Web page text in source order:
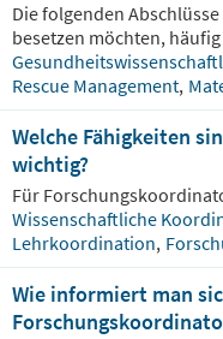
Die folgenden
besetzen möchten,
Rescue Management,
Welche Fähigkeiten
wichtig?
Für
Wissenschaftliche
Lehrkoordination,
Wie informiert man